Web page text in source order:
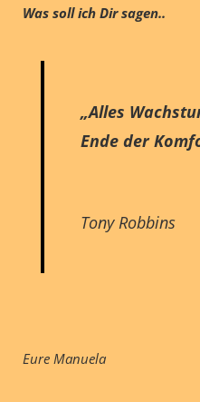
Was soll ich Dir sagen..
„Alles
Ende der
Tony Robbins
Eure Manuela